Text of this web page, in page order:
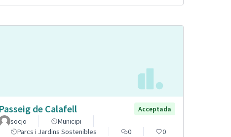
Passeig de Calafell
Acceptada
socjo
Municipi
Parcs i Jardins Sostenibles
0 0